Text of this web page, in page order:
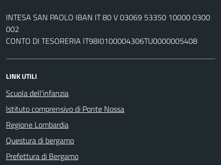
INTESA SAN PAOLO IBAN IT 80 V 03069 53350 10000 0300
002
CONTO DI TESORERIA IT98I0100004306TU0000005408
LINK UTILI
Scuola dell'infanzia
Istituto comprensivo di Ponte Nossa
Regione Lombardia
Questura di bergamo
Prefettura di Bergamo